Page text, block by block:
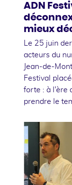
ADN
mieux
Le 25 juin
acteurs du
Jean-de-
Festival
forte : à l'ère
prendre le